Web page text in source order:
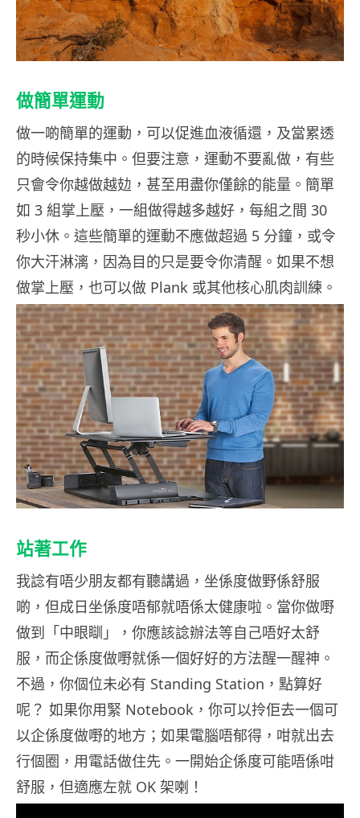
做簡單運動
做一啲簡單的運動，可以促進血液循還，及當累透
的時候保持集中。但要注意，運動不要亂做，有些
只會令你越做越攰，甚至用盡你僅餘的能量。簡單
如 3 組掌上壓，一組做得越多越好，每組之間 30
秒小休。這些簡單的運動不應做超過 5 分鐘，或令
你大汗淋漓，因為目的只是要令你清醒。如果不想
做掌上壓，也可以做 Plank 或其他核心肌肉訓練。
站著工作
我諗有唔少朋友都有聽講過，坐係度做野係舒服
啲，但成日坐係度唔郁就唔係太健康啦。當你做嘢
做到「中眼瞓」，你應該諗辦法等自己唔好太舒
服，而企係度做嘢就係一個好好的方法醒一醒神。
不過，你個位未必有 Standing Station，點算好
呢？ 如果你用緊 Notebook，你可以拎佢去一個可
以企係度做嘢的地方；如果電腦唔郁得，咁就出去
行個圈，用電話做住先。一開始企係度可能唔係咁
舒服，但適應左就 OK 架喇！